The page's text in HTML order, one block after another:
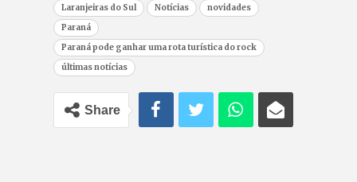
Laranjeiras do Sul Notícias
novidades
Paraná
Paraná pode ganhar uma rota turística do rock
últimas notícias
Share